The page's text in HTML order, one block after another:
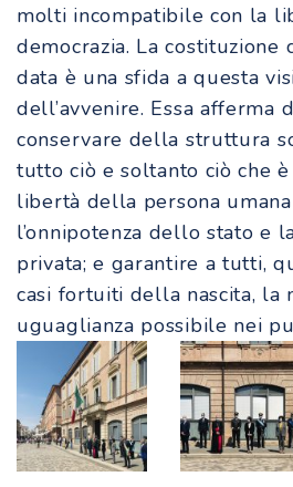
molti incompatibile con la
democrazia. La costituzione
data è una sfida a questa
dell’avvenire. Essa afferma
conservare della struttura
tutto ciò e soltanto ciò che
libertà della persona
l’onnipotenza dello stato e
privata; e garantire a tutti,
casi fortuiti della nascita, la
uguaglianza possibile nei